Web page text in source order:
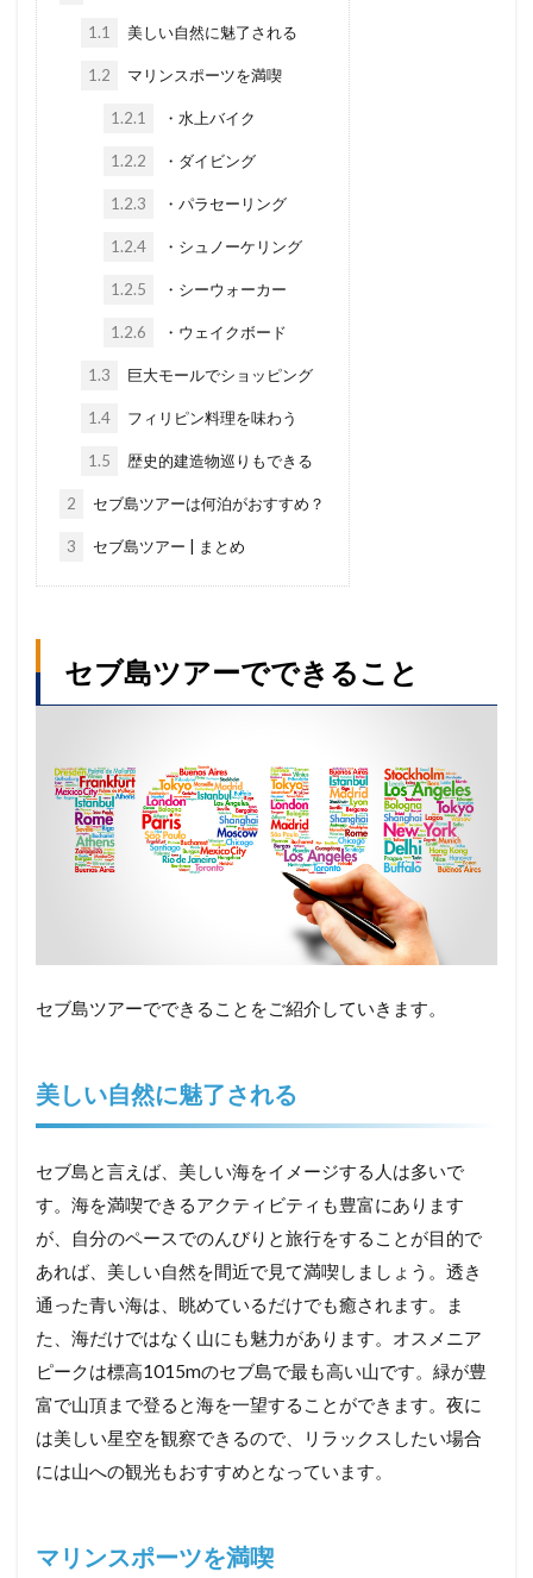
1.1 美しい自然に魅了される
1.2 マリンスポーツを満喫
1.2.1 ・水上バイク
1.2.2 ・ダイビング
1.2.3 ・パラセーリング
1.2.4 ・シュノーケリング
1.2.5 ・シーウォーカー
1.2.6 ・ウェイクボード
1.3 巨大モールでショッピング
1.4 フィリピン料理を味わう
1.5 歴史的建造物巡りもできる
2 セブ島ツアーは何泊がおすすめ？
3 セブ島ツアー | まとめ
セブ島ツアーでできること
セブ島ツアーでできることをご紹介していきます。
美しい自然に魅了される
セブ島と言えば、美しい海をイメージする人は多いで
す。海を満喫できるアクティビティも豊富にあります
が、自分のペースでのんびりと旅行をすることが目的で
あれば、美しい自然を間近で見て満喫しましょう。透き
通った青い海は、眺めているだけでも癒されます。ま
た、海だけではなく山にも魅力があります。オスメニア
ピークは標高1015mのセブ島で最も高い山です。緑が豊
富で山頂まで登ると海を一望することができます。夜に
は美しい星空を観察できるので、リラックスしたい場合
には山への観光もおすすめとなっています。
マリンスポーツを満喫